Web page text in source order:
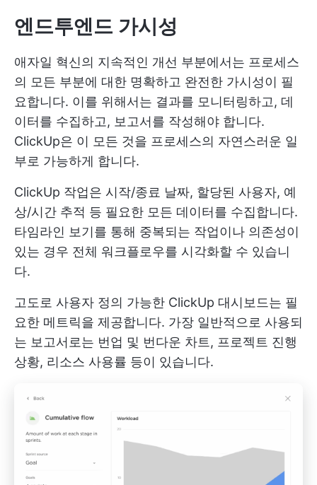
엔드투엔드 가시성
애자일 혁신의 지속적인 개선 부분에서는 프로세스
의 모든 부분에 대한 명확하고 완전한 가시성이 필
요합니다. 이를 위해서는 결과를 모니터링하고, 데
이터를 수집하고, 보고서를 작성해야 합니다.
ClickUp은 이 모든 것을 프로세스의 자연스러운 일
부로 가능하게 합니다.
ClickUp 작업은 시작/종료 날짜, 할당된 사용자, 예
상/시간 추적 등 필요한 모든 데이터를 수집합니다.
타임라인 보기를 통해 중복되는 작업이나 의존성이
있는 경우 전체 워크플로우를 시각화할 수 있습니
다.
고도로 사용자 정의 가능한 ClickUp 대시보드는 필
요한 메트릭을 제공합니다. 가장 일반적으로 사용되
는 보고서로는 번업 및 번다운 차트, 프로젝트 진행
상황, 리소스 사용률 등이 있습니다.